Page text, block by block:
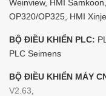
Weinview, HMI
OP320/OP325, HMI Xinje
BỘ ĐIỀU KHIỂN PLC:
PLC Seimens
BỘ ĐIỀU KHIỂN MÁY
V2.63